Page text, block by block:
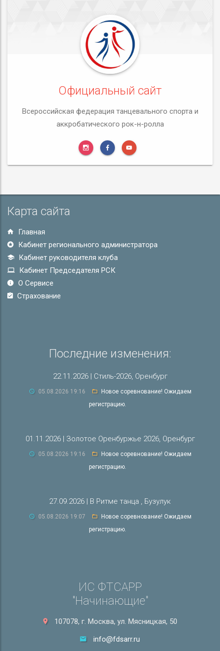
Официальный сайт
Всероссийская федерация танцевального спорта и
аккробатического рок-н-ролла
Карта сайта
Главная
Кабинет регионального администратора
Кабинет руководителя клуба
Кабинет Председателя РСК
О Сервисе
Страхование
Последние изменения:
22.11.2026 | Стиль-2026, Оренбург
05.08.2026 19:16
Новое соревнование! Ожидаем
регистрацию.
01.11.2026 | Золотое Оренбуржье 2026, Оренбург
05.08.2026 19:16
Новое соревнование! Ожидаем
регистрацию.
27.09.2026 | В Ритме танца , Бузулук
05.08.2026 19:07
Новое соревнование! Ожидаем
регистрацию.
ИС ФТСАРР
"Начинающие"
107078, г. Москва, ул. Мясницкая, 50
info@fdsarr.ru